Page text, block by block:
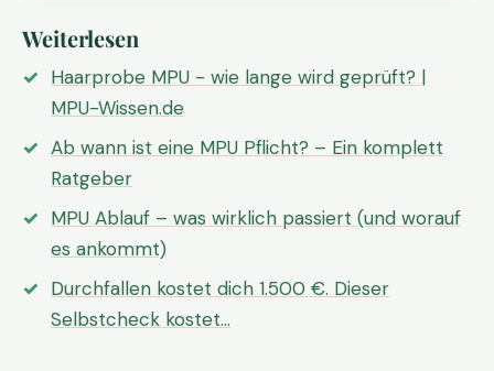
Weiterlesen
Haarprobe MPU - wie lange wird geprüft? |
MPU-Wissen.de
Ab wann ist eine MPU Pflicht? – Ein komplett
Ratgeber
MPU Ablauf – was wirklich passiert (und worauf
es ankommt)
Durchfallen kostet dich 1.500 €. Dieser
Selbstcheck kostet…